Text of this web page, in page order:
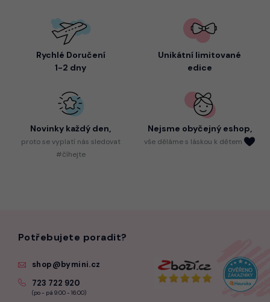
Rychlé Doručení
1-2 dny
Unikátní limitované
edice
Novinky každý den,
protose vyplatí nás sledovat
#číhejte
Nejsme obyčejný eshop,
vše děláme s láskou k dětem
Potřebujete poradit?
shop@bymini.cz
723 722 920
(po - pá 9:00 - 16:00)